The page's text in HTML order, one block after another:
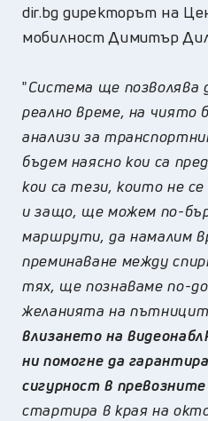
dir.bg директорът на
мобилност Димитър
"Система ще позволява
реално време, на чиято
анализи за
бъдем наясно кои са
кои са тези, които не
и защо, ще можем по-
маршрути, да намалим
преминаване между
тях, ще познаваме по-
желанията на
влизането на
ни помогне да
сигурност в
стартира в края на